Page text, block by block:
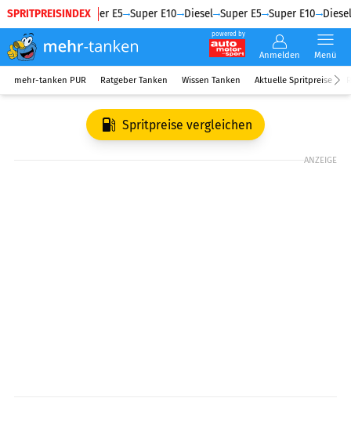
SPRITPREISINDEX
Diesel Super E5 Super E10 Diesel Super E5 Super E10 Diesel
powered by
Anmelden Menü
mehr-tanken PUR Ratgeber Tanken Wissen Tanken Aktuelle Spritpreise
Spritpreise vergleichen
ANZEIGE